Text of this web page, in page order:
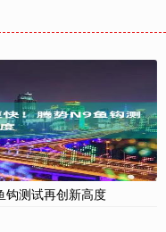
钩测试再创新高度